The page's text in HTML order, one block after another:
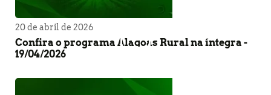
20 de abril de 2026
Confira o programa Alagoas Rural na íntegra -
19/04/2026